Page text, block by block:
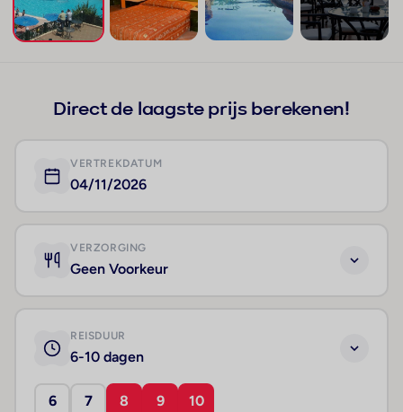
Direct de laagste prijs berekenen!
VERTREKDATUM
04/11/2026
VERZORGING
Geen Voorkeur
REISDUUR
6-10 dagen
6 7 8 9 10